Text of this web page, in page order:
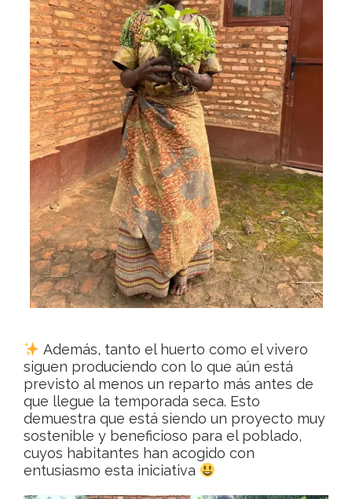
Además, tanto el huerto como el vivero
siguen produciendo con lo que aún está
previsto al menos un reparto más antes de
que llegue la temporada seca. Esto
demuestra que está siendo un proyecto muy
sostenible y beneficioso para el poblado,
cuyos habitantes han acogido con
entusiasmo esta iniciativa